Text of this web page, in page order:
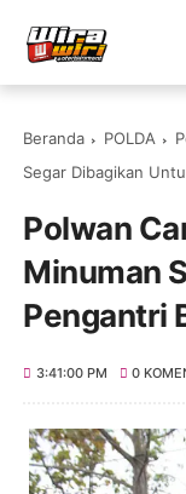
Beranda POLDA
Segar Dibagikan
Polwan
Minuman
Pengantri
3:41:00 PM 0